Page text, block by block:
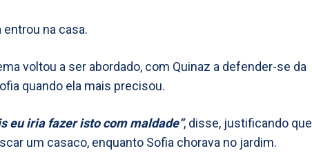
na casa.
voltou a ser abordado, com Quinaz a defender-se da
quando ela mais precisou.
eu iria fazer isto com maldade“, disse, justificando que
um casaco, enquanto Sofia chorava no jardim.